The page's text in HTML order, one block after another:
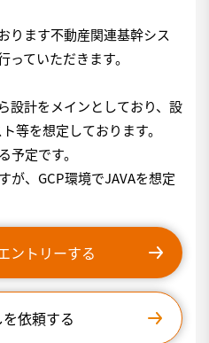
ります不動産関連基幹シス
ていただきます。
設計をメインとしており、設
等を想定しております。
予定です。
が、GCP環境でJAVAを想定
ントリーする
依頼する